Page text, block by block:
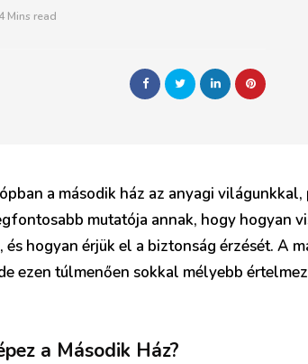
4 Mins read
a második ház az anyagi
mutatója annak, hogy hogyan
és hogyan érjük el a biztonság érzését. A
ezen túlmenően sokkal mélyebb
a Második Ház?